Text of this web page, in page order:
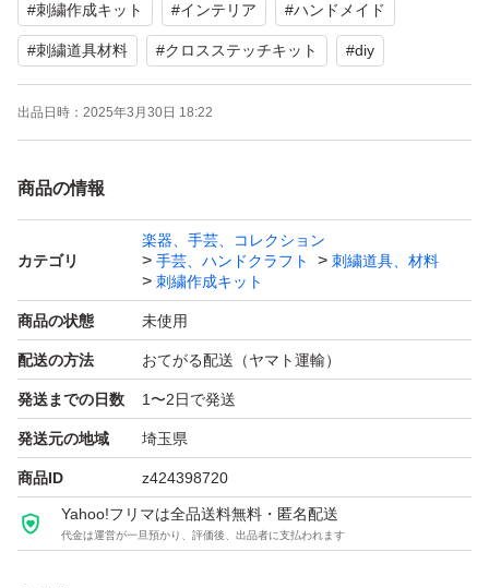
ステッチ数: 220×275
刺繍糸は６本(6p1y)になっております。
14CTは2本取り全縫いでお刺しください
刺繍布：綿、白、図案印刷あり
刺繍針：2本
刺繍糸：綿糸、40色
完成品の販売ではございません。額縁も付属しません。
刺繍布に印刷された図案は消えるタイプなので、制作中は
濡れた手で触らないようにお願い致します。
写真はイメージになります。出来上がった作品は色味に誤
差が生じる場合があります。予めご了承ください。
キットの中身は検品の為一度開封しております。万が一刺
#刺繍作成キット #インテリア #ハンドメイド
#刺繍道具材料 #クロスステッチキット #diy
出品日時： 2025年3月30日 18:22
商品の情報
カテゴリ
楽器、手芸、コレクション
手芸、ハンドクラフト
刺繍道具、材料
刺繍作成キット
商品の状態 未使用
配送の方法 おてがる配送（ヤマト運輸）
発送までの日数 1〜2日で発送
発送元の地域 埼玉県
商品ID z424398720
Yahoo!フリマは全品送料無料・匿名配送
代金は運営が一旦預かり、評価後、出品者に支払われます